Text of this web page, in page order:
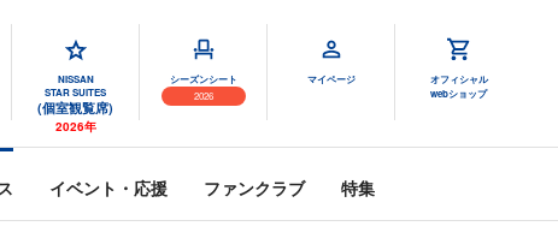
NISSAN
STAR SUITES
(個室観覧席)
2026年
シーズンシート
2026
マイページ
オフィシャル
webショップ
イベント・応援 ファンクラブ 特集